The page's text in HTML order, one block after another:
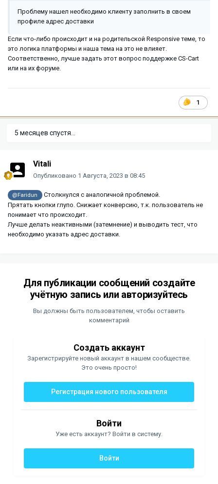
Проблему нашел необходимо клиенту заполнить в своем
профиле адрес доставки
Если что-либо происходит и на родительской Responsive теме, то
это логика платформы и наша тема на это не влияет.
Соответственно, лучше задать этот вопрос поддержке CS-Cart
или на их форуме.
1
5 месяцев спустя...
Vitali
Опубликовано 1 Августа, 2023 в 08:45
@Faridun
Столкнулся с аналогичной проблемой.
Прятать кнопки глупо. Снижает конверсию, т.к. пользователь не
понимает что происходит.
Лучше делать неактивными (затемнение) и выводить тест, что
необходимо указать адрес доставки.
Для публикации сообщений создайте
учётную запись или авторизуйтесь
Вы должны быть пользователем, чтобы оставить
комментарий
Создать аккаунт
Зарегистрируйте новый аккаунт в нашем сообществе.
Это очень просто!
Регистрация нового пользователя
Войти
Уже есть аккаунт? Войти в систему.
Войти